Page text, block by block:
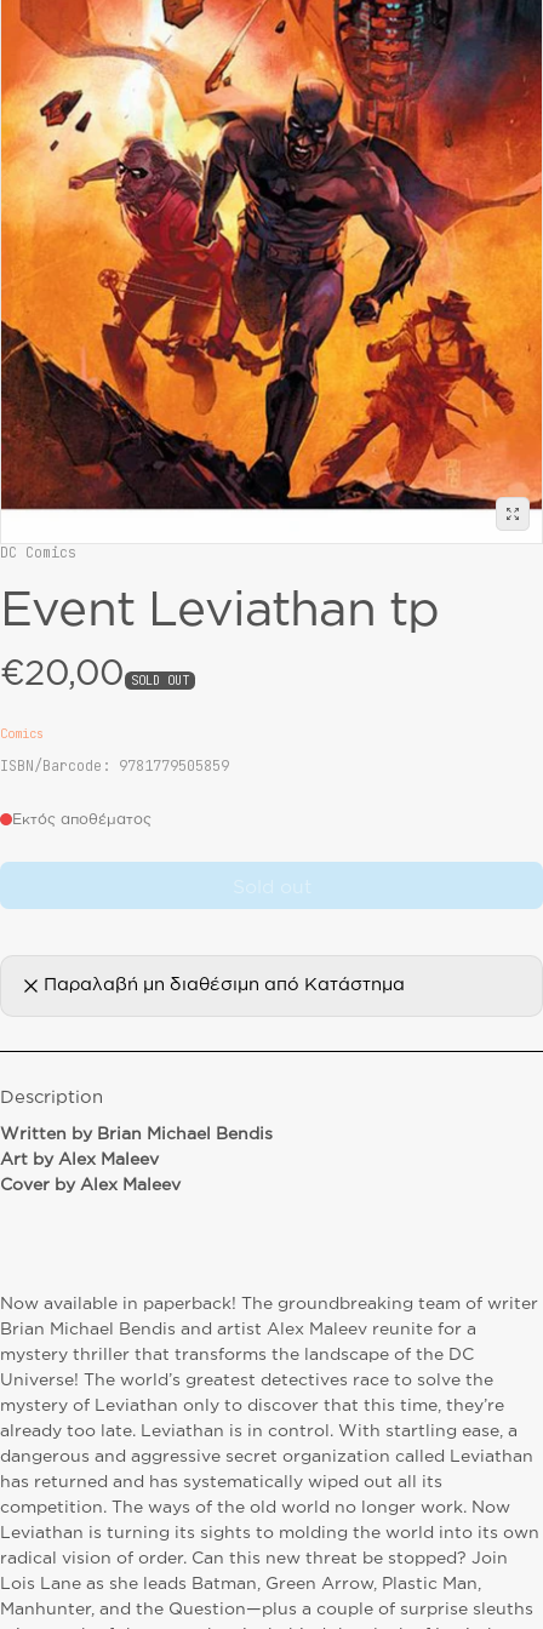
Vendor:
DC Comics
Event Leviathan tp
Regular price
€20,00 SOLD OUT
Comics
ISBN/Barcode: 9781779505859
Εκτός αποθέματος
Παραλαβή μη διαθέσιμη από Κατάστημα
Description
Written by Brian Michael Bendis
Art by Alex Maleev
Cover by Alex Maleev
Now available in paperback! The groundbreaking team of writer
Brian Michael Bendis and artist Alex Maleev reunite for a
mystery thriller that transforms the landscape of the DC
Universe! The world’s greatest detectives race to solve the
mystery of Leviathan only to discover that this time, they’re
already too late. Leviathan is in control. With startling ease, a
dangerous and aggressive secret organization called Leviathan
has returned and has systematically wiped out all its
competition. The ways of the old world no longer work. Now
Leviathan is turning its sights to molding the world into its own
radical vision of order. Can this new threat be stopped? Join
Lois Lane as she leads Batman, Green Arrow, Plastic Man,
Manhunter, and the Question—plus a couple of surprise sleuths